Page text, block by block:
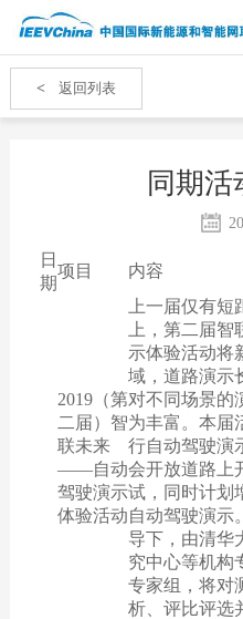
< 返回列表
同期活
日
期
项目 内容
2019（第
二届）智
联未来
——自动
驾驶演示
体验活动
上一届仅有
上，第二届
示体验活动将
域，道路演示
对不同场景的
为丰富。本届
行自动驾驶演
会开放道路上
试，同时计划
自动驾驶演示
导下，由清华
究中心等机构
专家组，将对
析、评比评选